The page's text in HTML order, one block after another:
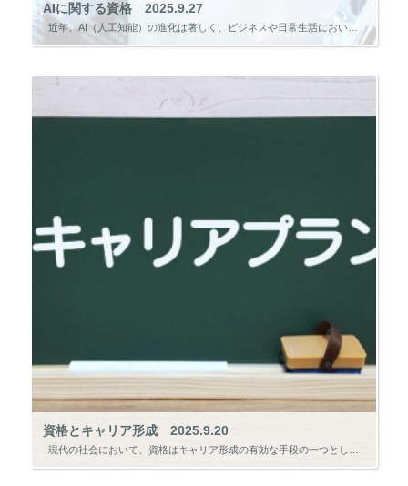
AIに関する資格 2025.9.27
近年、AI（人工知能）の進化は著しく、ビジネスや日常生活において欠かせない存在となっています。 これに伴い、AIに関する知識やスキルを証明する「資格」への注目が高まっています。 資格は単に知識を測るだけでな […]
資格とキャリア形成 2025.9.20